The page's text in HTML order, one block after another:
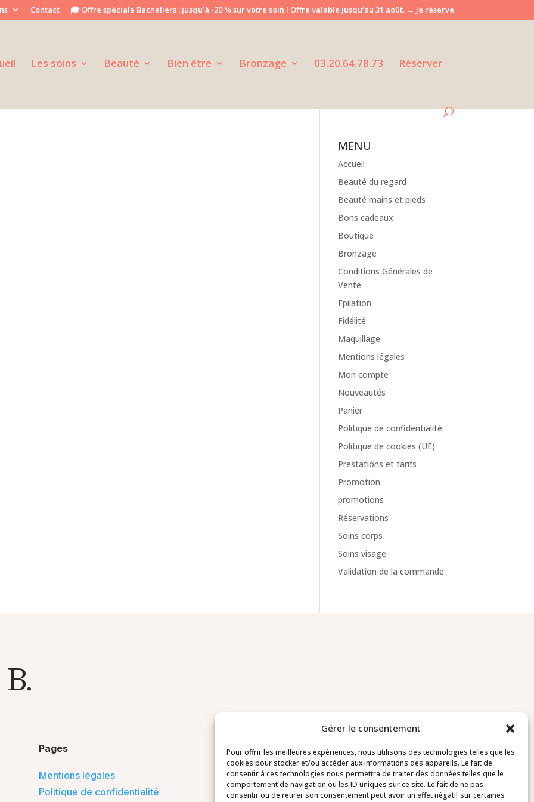
Gérer le consentement
Pour offrir les meilleures expériences, nous utilisons des technologies telles que les
cookies pour stocker et/ou accéder aux informations des appareils. Le fait de
consentir à ces technologies nous permettra de traiter des données telles que le
comportement de navigation ou les ID uniques sur ce site. Le fait de ne pas
consentir ou de retirer son consentement peut avoir un effet négatif sur certaines
Contact 🎓 Offre spéciale Bacheliers : jusqu’à -20 % sur votre soin ! Offre valable jusqu’au 31 août. → Je réserve
Les soins Beauté Bien être Bronzage 03.20.64.78.73 Réserver
MENU
Accueil
Beauté du regard
Beauté mains et pieds
Bons cadeaux
Boutique
Bronzage
Conditions Générales de
Vente
Epilation
Fidélité
Maquillage
Mentions légales
Mon compte
Nouveautés
Panier
Politique de confidentialité
Politique de cookies (UE)
Prestations et tarifs
Promotion
promotions
Réservations
Soins corps
Soins visage
Validation de la commande
Pages
Mentions légales
Politique de confidentialité
Contact
03 20 64 78 73